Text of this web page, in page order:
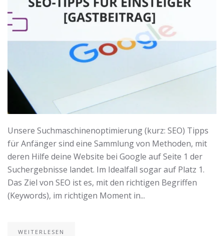
Unsere Suchmaschinenoptimierung (kurz: SEO) Tipps
für Anfänger sind eine Sammlung von Methoden, mit
deren Hilfe deine Website bei Google auf Seite 1 der
Suchergebnisse landet. Im Idealfall sogar auf Platz 1.
Das Ziel von SEO ist es, mit den richtigen Begriffen
(Keywords), im richtigen Moment in...
WEITERLESEN